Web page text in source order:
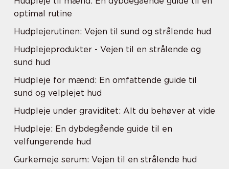
optimal rutine
Hudplejerutinen: Vejen til sund og strålende hud
Hudplejeprodukter - Vejen til en strålende og
sund hud
Hudpleje for mænd: En omfattende guide til
sund og velplejet hud
Hudpleje under graviditet: Alt du behøver at vide
Hudpleje: En dybdegående guide til en
velfungerende hud
Gurkemeje serum: Vejen til en strålende hud